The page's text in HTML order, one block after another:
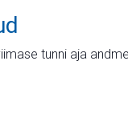
tunni aja